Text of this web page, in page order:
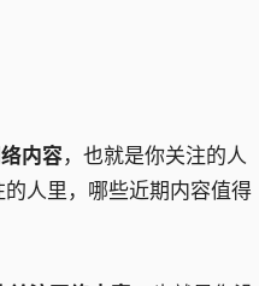
内容，也就是你关注的人
人里，哪些近期内容值得